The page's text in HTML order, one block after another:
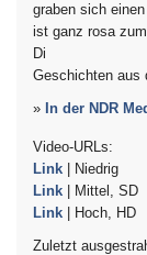
graben sich
ist ganz rosa
Di
Geschichten aus
» In der NDR
Video-URLs:
Link | Niedrig
Link | Mittel, SD
Link | Hoch, HD
Zuletzt